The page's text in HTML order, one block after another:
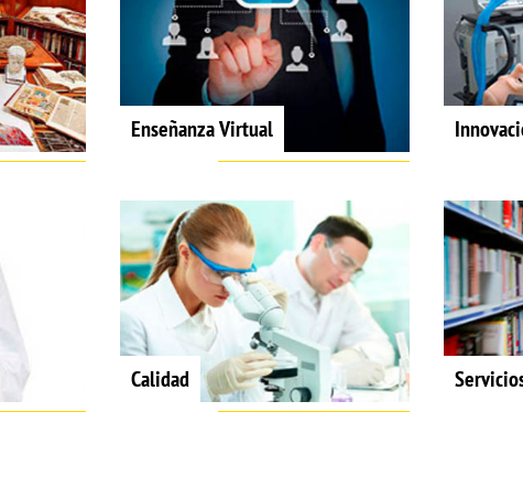
Enseñanza Virtual
Calidad